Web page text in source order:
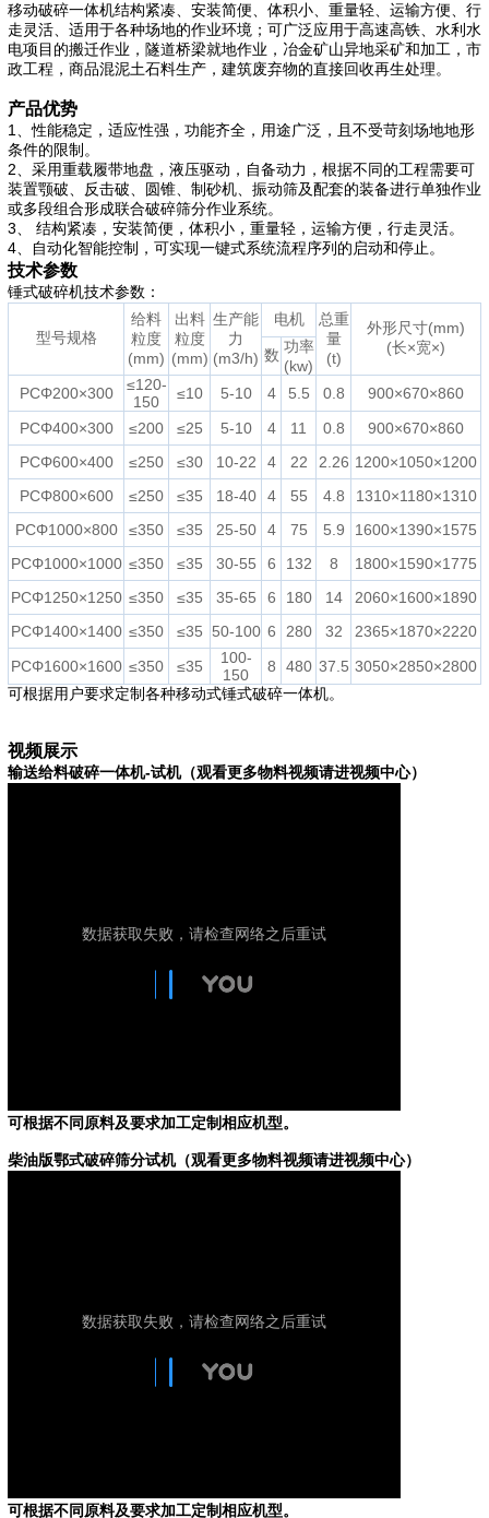
移动破碎一体机结构紧凑、安装简便、体积小、重量轻、运输方便、行
走灵活、适用于各种场地的作业环境；可广泛应用于高速高铁、水利水
电项目的搬迁作业，隧道桥梁就地作业，冶金矿山异地采矿和加工，市
政工程，商品混泥土石料生产，建筑废弃物的直接回收再生处理。
产品优势
1、性能稳定，适应性强，功能齐全，用途广泛，且不受苛刻场地地形
条件的限制。
2、采用重载履带地盘，液压驱动，自备动力，根据不同的工程需要可
装置颚破、反击破、圆锥、制砂机、振动筛及配套的装备进行单独作业
或多段组合形成联合破碎筛分作业系统。
3、 结构紧凑，安装简便，体积小，重量轻，运输方便，行走灵活。
4、自动化智能控制，可实现一键式系统流程序列的启动和停止。
技术参数
锤式破碎机技术参数：
型号规格
给料
粒度
(mm)
出料
粒度
(mm)
生产能
力
(m3/h)
电机
总重
量
(t)
外形尺寸(mm)
(长×宽×)
数 功率
(kw)
PCΦ200×300
≤120-
150
≤10 5-10 4 5.5 0.8
900×670×860
PCΦ400×300
≤200 ≤25 5-10 4 11 0.8
900×670×860
PCΦ600×400
≤250 ≤30 10-22 4 22 2.26 1200×1050×1200
PCΦ800×600
≤250 ≤35 18-40 4 55 4.8
1310×1180×1310
PCΦ1000×800
≤350 ≤35 25-50 4 75 5.9
1600×1390×1575
PCΦ1000×1000 ≤350 ≤35 30-55 6 132 8
1800×1590×1775
PCΦ1250×1250 ≤350 ≤35 35-65 6 180 14
2060×1600×1890
PCΦ1400×1400 ≤350 ≤35 50-100 6 280 32
2365×1870×2220
PCΦ1600×1600 ≤350 ≤35
100-
150
8 480 37.5 3050×2850×2800
可根据用户要求定制各种移动式锤式破碎一体机。
视频展示
输送给料破碎一体机-试机（观看更多物料视频请进视频中心）
可根据不同原料及要求加工定制相应机型。
柴油版鄂式破碎筛分试机（观看更多物料视频请进视频中心）
可根据不同原料及要求加工定制相应机型。